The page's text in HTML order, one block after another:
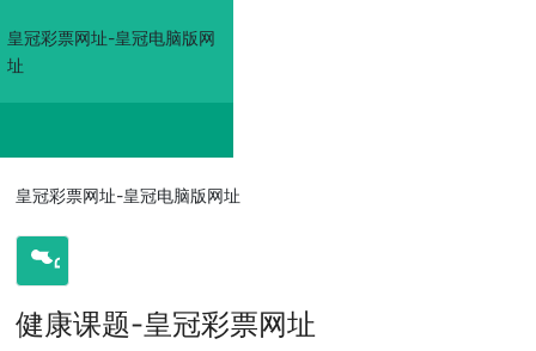
皇冠彩票网址-皇冠电脑版网
址
皇冠彩票网址-皇冠电
脑版网址
走进佳奥
皇冠彩票网址-皇冠电脑版网址
健康课题-皇冠彩票网址